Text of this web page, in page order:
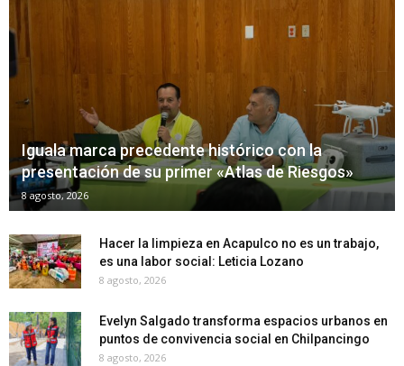
Iguala marca precedente histórico con la
presentación de su primer «Atlas de Riesgos»
8 agosto, 2026
Hacer la limpieza en Acapulco no es un trabajo,
es una labor social: Leticia Lozano
8 agosto, 2026
Evelyn Salgado transforma espacios urbanos en
puntos de convivencia social en Chilpancingo
8 agosto, 2026